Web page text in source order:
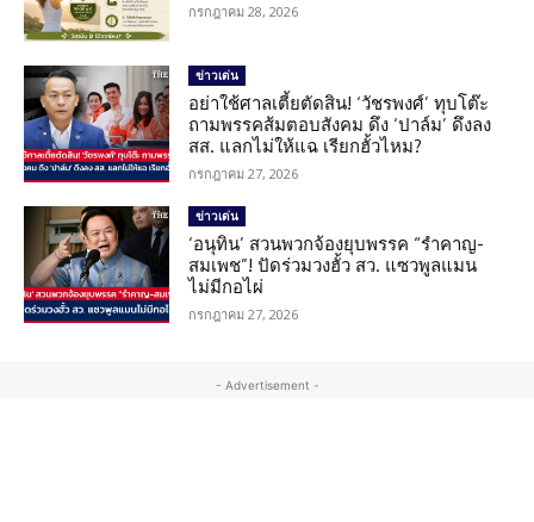
กรกฎาคม 28, 2026
ข่าวเด่น
อย่าใช้ศาลเตี้ยตัดสิน! ‘วัชรพงศ์’ ทุบโต๊ะ
ถามพรรคส้มตอบสังคม ดึง ‘ปาล์ม’ ดึงลง
สส. แลกไม่ให้แฉ เรียกฮั้วไหม?
กรกฎาคม 27, 2026
ข่าวเด่น
‘อนุทิน’ สวนพวกจ้องยุบพรรค “รำคาญ-
สมเพช”! ปัดร่วมวงฮั้ว สว. แซวพูลแมน
ไม่มีกอไผ่
กรกฎาคม 27, 2026
- Advertisement -